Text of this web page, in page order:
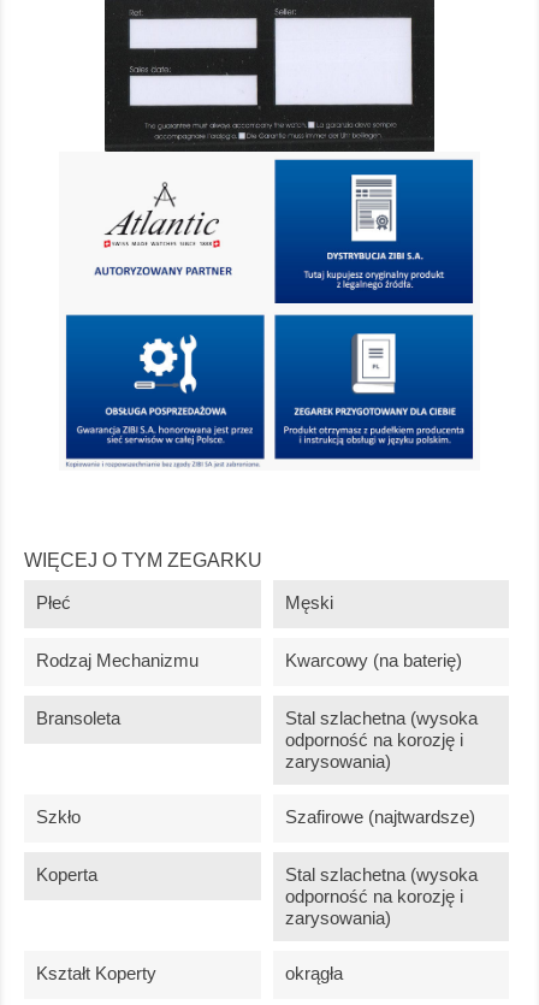
WIĘCEJ O TYM ZEGARKU
Płeć Męski
Rodzaj Mechanizmu Kwarcowy (na baterię)
Bransoleta
Stal szlachetna (wysoka
odporność na korozję i
zarysowania)
Szkło Szafirowe (najtwardsze)
Koperta
Stal szlachetna (wysoka
odporność na korozję i
zarysowania)
Kształt Koperty okrągła